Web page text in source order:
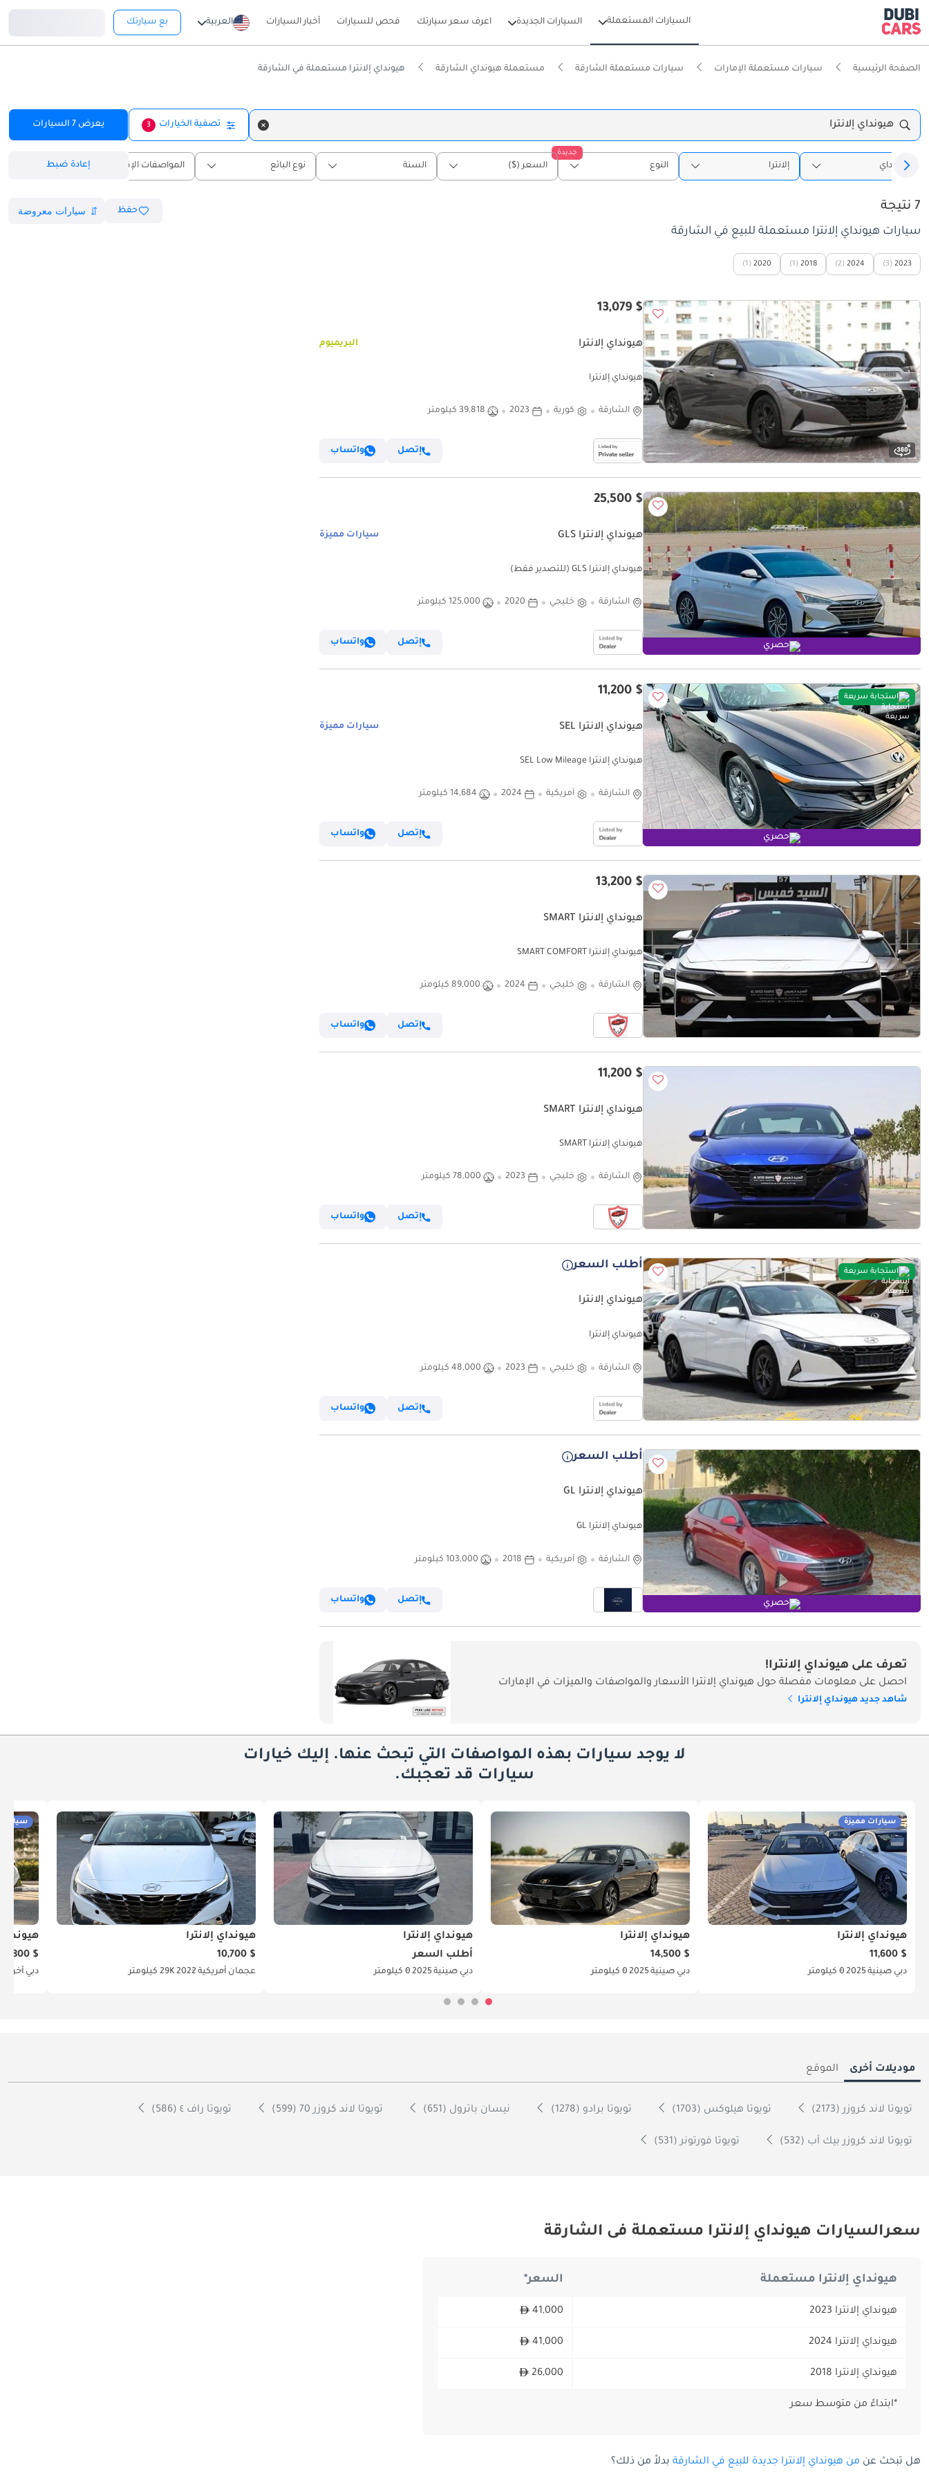
السيارات المستعملة السيارات الجديدة اعرف سعر سيارتك فحص للسيارات أخبار السيارات العربية بع سيارتك
الصفحة الرئيسية سيارات مستعملة الإمارات سيارات مستعملة الشارقة مستعملة هيونداي الشارقة هيونداي إلانترا مستعملة في الشارقة
هيونداي إلانترا تصفية الخيارات 3 يعرض 7 السيارات
هيونداي إلانترا
جديدة
النوع السعر ($) السنة نوع البائع المواصفات الإقليمية إعادة ضبط
7 نتيجة حفظ
سيارات هيونداي إلانترا مستعملة للبيع في الشارقة
2023
(3)
2024
(2)
2018
(1)
2020
(1)
$ 13,079
هيونداي إلانترا البريميوم
هيونداي إلانترا
الشارقة كورية 2023 39,818 كيلومتر
إتصل واتساب
حصري
$ 25,500
هيونداي إلانترا GLS سيارات مميزة
هيونداي إلانترا GLS (للتصدير فقط)
الشارقة خليجي 2020 125,000 كيلومتر
إتصل واتساب
استجابة سريعة
حصري
$ 11,200
هيونداي إلانترا SEL سيارات مميزة
هيونداي إلانترا SEL Low Mileage
الشارقة أمريكية 2024 14,684 كيلومتر
إتصل واتساب
$ 13,200
هيونداي إلانترا SMART
هيونداي إلانترا SMART COMFORT
الشارقة خليجي 2024 89,000 كيلومتر
إتصل واتساب
$ 11,200
هيونداي إلانترا SMART
هيونداي إلانترا SMART
الشارقة خليجي 2023 78,000 كيلومتر
إتصل واتساب
استجابة سريعة أطلب السعر
هيونداي إلانترا
هيونداي إلانترا
الشارقة خليجي 2023 48,000 كيلومتر
إتصل واتساب
حصري
أطلب السعر
هيونداي إلانترا GL
هيونداي إلانترا GL
الشارقة أمريكية 2018 103,000 كيلومتر
إتصل واتساب
تعرف على هيونداي إلانترا!
احصل على معلومات مفصلة حول هيونداي إلانترا الأسعار والمواصفات والميزات في الإمارات
شاهد جديد هيونداي إلانترا
لا يوجد سيارات بهذه المواصفات التي تبحث عنها. إليك خيارات
سيارات قد تعجبك.
سيارات مميزة
هيونداي إلانترا
$ 11,600
دبي صينية20250 كيلومتر
هيونداي إلانترا
$ 14,500
دبي صينية20250 كيلومتر
هيونداي إلانترا
أطلب السعر
دبي صينية20250 كيلومتر
هيونداي إلانترا
$ 10,700
عجمان أمريكية 202229K كيلومتر
هيونداي
$ 14,800
دبي أخرى
موديلات أخرى الموقع
تويوتا لاند كروزر (2173) تويوتا هيلوكس (1703) تويوتا برادو (1278) نيسان باترول (651) تويوتا لاند كروزر 70 (599) تويوتا راف ٤ (586)
تويوتا لاند كروزر بيك آب (532) تويوتا فورتونر (531)
سعرالسيارات هيونداي إلانترا مستعملة فى الشارقة
هيونداي إلانترا مستعملة السعر*
هيونداي إلانترا 2023 41,000
هيونداي إلانترا 2024 41,000
هيونداي إلانترا 2018 26,000
*ابتداءً من متوسط سعر
هل تبحث عن من هيونداي إلانترا جديدة للبيع في الشارقة بدلاً من ذلك؟